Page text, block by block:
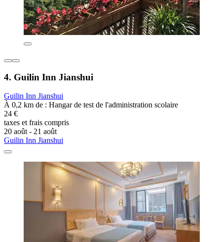
4. Guilin Inn Jianshui
Guilin Inn Jianshui
À 0,2 km de : Hangar de test de l'administration scolaire
24 €
taxes et frais compris
20 août - 21 août
Guilin Inn Jianshui